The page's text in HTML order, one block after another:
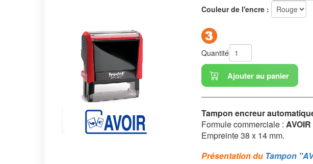
Couleur de l'encre :
Quantité
Ajouter au panier
Tampon encreur
Formule commerciale : AVOIR
Empreinte 38 x 14 mm.
Présentation du Tampon